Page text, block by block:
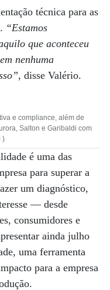
técnica para as
“Estamos
que aconteceu
nenhuma
, disse Valério.
e compliance, além de
Salton e Garibaldi com
)
é uma das
para superar a
um diagnóstico,
— desde
consumidores e
ainda julho
uma ferramenta
para a empresa